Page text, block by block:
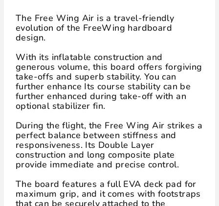
The Free Wing Air is a travel-friendly
evolution of the FreeWing hardboard
design.
With its inflatable construction and
generous volume, this board offers forgiving
take-offs and superb stability. You can
further enhance Its course stability can be
further enhanced during take-off with an
optional stabilizer fin.
During the flight, the Free Wing Air strikes a
perfect balance between stiffness and
responsiveness. Its Double Layer
construction and long composite plate
provide immediate and precise control.
The board features a full EVA deck pad for
maximum grip, and it comes with footstraps
that can be securely attached to the